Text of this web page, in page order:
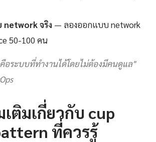
จริง — ลองออกแบบ network
50-100 คน
อระบบที่ทำงานได้โดยไม่ต้องมีคนดูแล"
ติมเกี่ยวกับ cup
ที่ควรรู้